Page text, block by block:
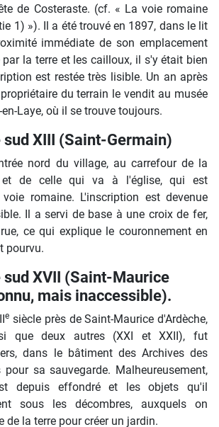
de Costeraste. (cf. « La voie romaine
1) »). Il a été trouvé en 1897, dans le lit
immédiate de son emplacement
la terre et les cailloux, il s'y était bien
est restée très lisible. Un an après
du terrain le vendit au musée
Laye, où il se trouve toujours.
XIII (Saint-Germain)
nord du village, au carrefour de la
et de celle qui va à l'église, qui est
romaine. L'inscription est devenue
Il a servi de base à une croix de fer,
ce qui explique le couronnement en
pourvu.
XVII (Saint-Maurice
mais inaccessible).
e siècle près de Saint-Maurice d'Ardèche,
que deux autres (XXI et XXII), fut
dans le bâtiment des Archives des
sa sauvegarde. Malheureusement,
depuis effondré et les objets qu'il
sous les décombres, auxquels on
de la terre pour créer un jardin.